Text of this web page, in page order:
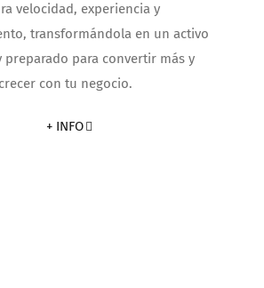
velocidad, experiencia y
transformándola en un activo
preparado para convertir más y
crecer con tu negocio.
+ INFO